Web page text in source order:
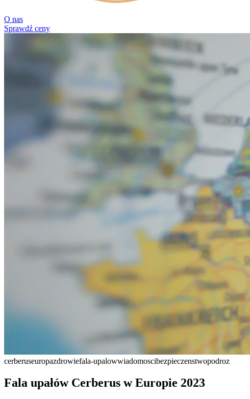
O nas
Sprawdź ceny
cerberuseuropazdrowiefala-upalowwiadomoscibezpieczenstwopodroz
Fala upałów Cerberus w Europie 2023